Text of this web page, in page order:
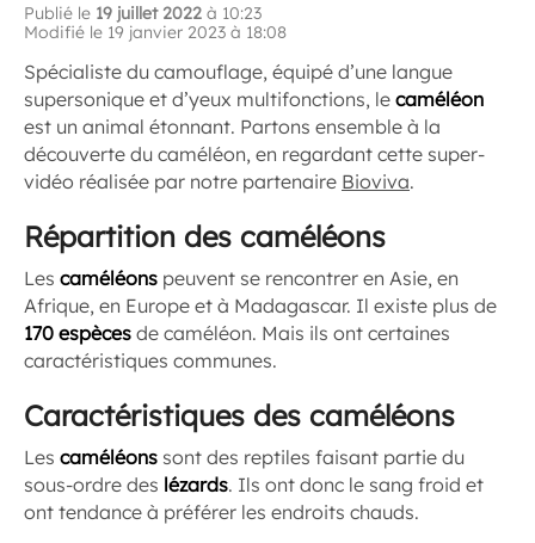
Publié le 19 juillet 2022 à 10:23
Modifié le 19 janvier 2023 à 18:08
Spécialiste du camouflage, équipé d’une langue
supersonique et d’yeux multifonctions, le caméléon
est un animal étonnant. Partons ensemble à la
découverte du caméléon, en regardant cette super-
vidéo réalisée par notre partenaire Bioviva.
Répartition des caméléons
Les caméléons peuvent se rencontrer en Asie, en
Afrique, en Europe et à Madagascar. Il existe plus de
170 espèces de caméléon. Mais ils ont certaines
caractéristiques communes.
Caractéristiques des caméléons
Les caméléons sont des reptiles faisant partie du
sous-ordre des lézards. Ils ont donc le sang froid et
ont tendance à préférer les endroits chauds.